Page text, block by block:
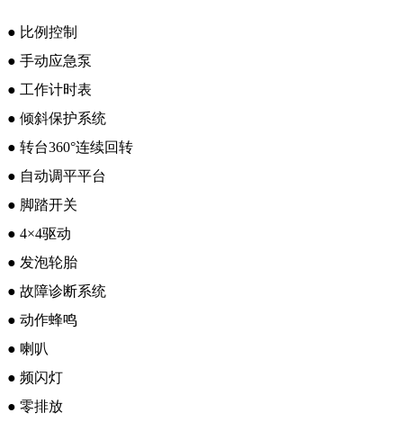
● 比例控制
● 手动应急泵
● 工作计时表
● 倾斜保护系统
● 转台360°连续回转
● 自动调平平台
● 脚踏开关
● 4×4驱动
● 发泡轮胎
● 故障诊断系统
● 动作蜂鸣
● 喇叭
● 频闪灯
● 零排放